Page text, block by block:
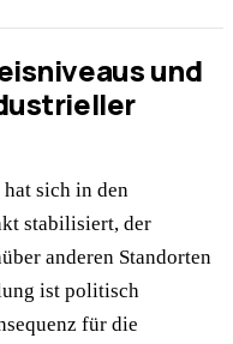
und
sich in den
stabilisiert, der
anderen Standorten
ist politisch
für die